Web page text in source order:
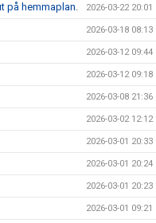
på hemmaplan. 2026-03-22 20:01
2026-03-18 08:13
2026-03-12 09:44
2026-03-12 09:18
2026-03-08 21:36
2026-03-02 12:12
2026-03-01 20:33
2026-03-01 20:24
2026-03-01 20:23
2026-03-01 09:21